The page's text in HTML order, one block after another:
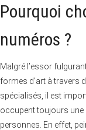
Pourquoi
numéros ?
Malgré l’essor
formes d’art à travers
spécialisés, il est
occupent toujours une
personnes. En effet,